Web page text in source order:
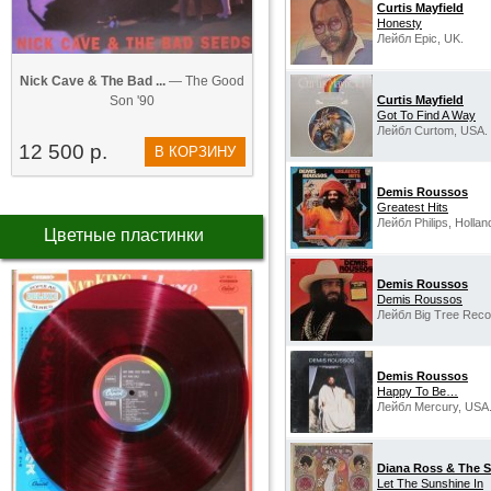
Nick Cave & The Bad ... — The Good
Son '90
12 500 р. В КОРЗИНУ
Цветные пластинки
Curtis Mayfield
Honesty
Лейбл Epic, UK.
Curtis Mayfield
Got To Find A Way
Лейбл Curtom, USA.
Demis Roussos
Greatest Hits
Лейбл Philips,
Demis Roussos
Demis Roussos
Лейбл Big Tree
Demis Roussos
Happy To Be…
Лейбл Mercury, USA.
Diana Ross & The
Let The Sunshine In